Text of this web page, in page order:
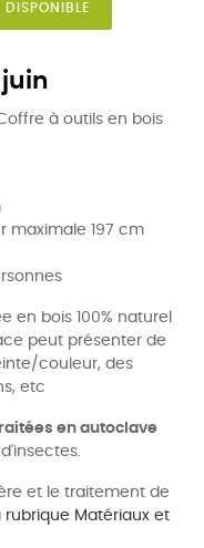
DISPONIBLE
à outils en bois
maximale 197 cm
en bois 100% naturel
peut présenter de
couleur, des
etc
en autoclave
et le traitement de
rubrique Matériaux et